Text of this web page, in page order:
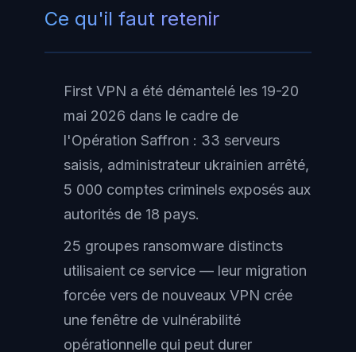
Ce qu'il faut retenir
First VPN a été démantelé les 19-20
mai 2026 dans le cadre de
l'Opération Saffron : 33 serveurs
saisis, administrateur ukrainien arrêté,
5 000 comptes criminels exposés aux
autorités de 18 pays.
25 groupes ransomware distincts
utilisaient ce service — leur migration
forcée vers de nouveaux VPN crée
une fenêtre de vulnérabilité
opérationnelle qui peut durer